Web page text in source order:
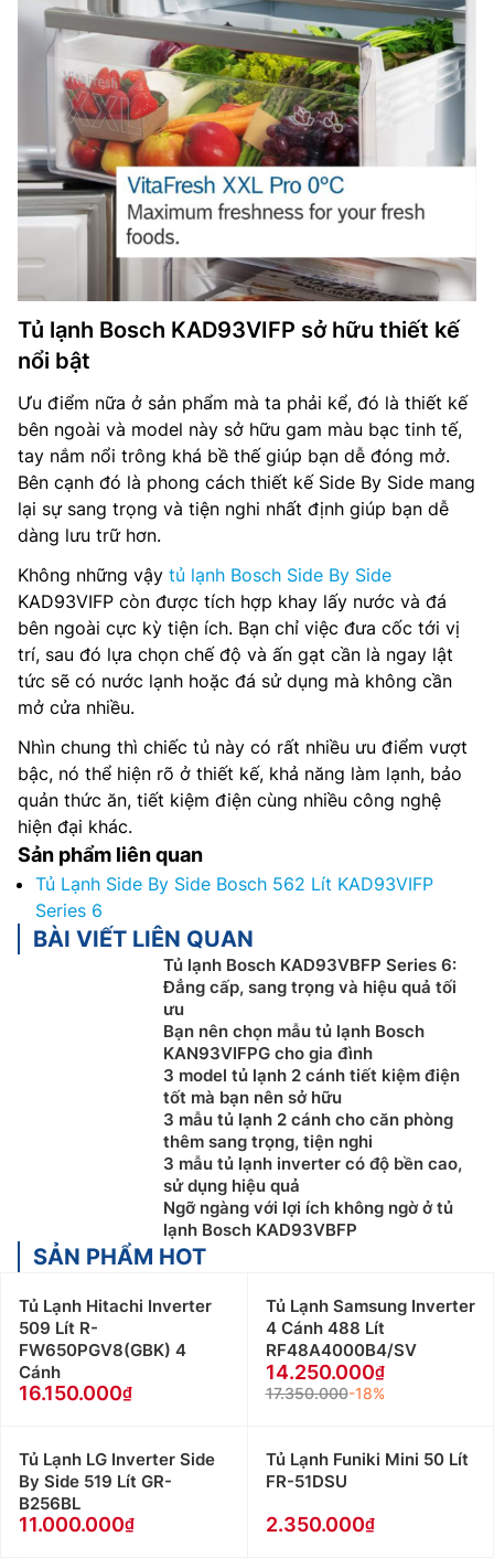
Tủ lạnh Bosch KAD93VIFP sở hữu thiết kế
nổi bật
Ưu điểm nữa ở sản phẩm mà ta phải kể, đó là thiết kế
bên ngoài và model này sở hữu gam màu bạc tinh tế,
tay nắm nổi trông khá bề thế giúp bạn dễ đóng mở.
Bên cạnh đó là phong cách thiết kế Side By Side mang
lại sự sang trọng và tiện nghi nhất định giúp bạn dễ
dàng lưu trữ hơn.
Không những vậy tủ lạnh Bosch Side By Side
KAD93VIFP còn được tích hợp khay lấy nước và đá
bên ngoài cực kỳ tiện ích. Bạn chỉ việc đưa cốc tới vị
trí, sau đó lựa chọn chế độ và ấn gạt cần là ngay lật
tức sẽ có nước lạnh hoặc đá sử dụng mà không cần
mở cửa nhiều.
Nhìn chung thì chiếc tủ này có rất nhiều ưu điểm vượt
bậc, nó thể hiện rõ ở thiết kế, khả năng làm lạnh, bảo
quản thức ăn, tiết kiệm điện cùng nhiều công nghệ
hiện đại khác.
Sản phẩm liên quan
Tủ Lạnh Side By Side Bosch 562 Lít KAD93VIFP
Series 6
BÀI VIẾT LIÊN QUAN
Tủ lạnh Bosch KAD93VBFP Series 6:
Đẳng cấp, sang trọng và hiệu quả tối
ưu
Bạn nên chọn mẫu tủ lạnh Bosch
KAN93VIFPG cho gia đình
3 model tủ lạnh 2 cánh tiết kiệm điện
tốt mà bạn nên sở hữu
3 mẫu tủ lạnh 2 cánh cho căn phòng
thêm sang trọng, tiện nghi
3 mẫu tủ lạnh inverter có độ bền cao,
sử dụng hiệu quả
Ngỡ ngàng với lợi ích không ngờ ở tủ
lạnh Bosch KAD93VBFP
SẢN PHẨM HOT
Tủ Lạnh Hitachi Inverter
509 Lít R-
FW650PGV8(GBK) 4
Cánh
16.150.000
Tủ Lạnh Samsung Inverter
4 Cánh 488 Lít
RF48A4000B4/SV
14.250.000
17.350.000-18%
Tủ Lạnh LG Inverter Side
By Side 519 Lít GR-
B256BL
11.000.000
Tủ Lạnh Funiki Mini 50 Lít
FR-51DSU
2.350.000